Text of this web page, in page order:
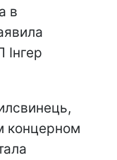
в
концерном